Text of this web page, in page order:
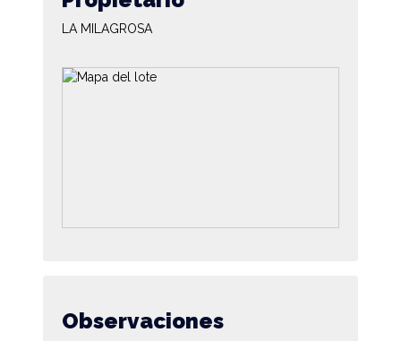
LA MILAGROSA
Observaciones